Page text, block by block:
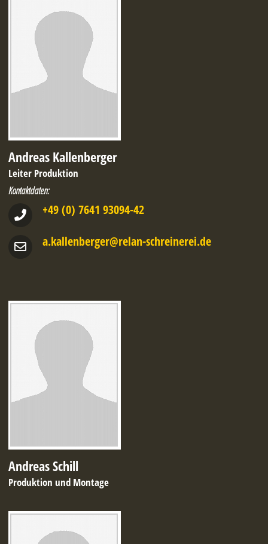
Andreas Kallenberger
Leiter Produktion
Kontaktdaten:
+49 (0) 7641 93094-42
a.kallen­berger@relan-schreinerei.de
Andreas Schill
Produktion und Montage